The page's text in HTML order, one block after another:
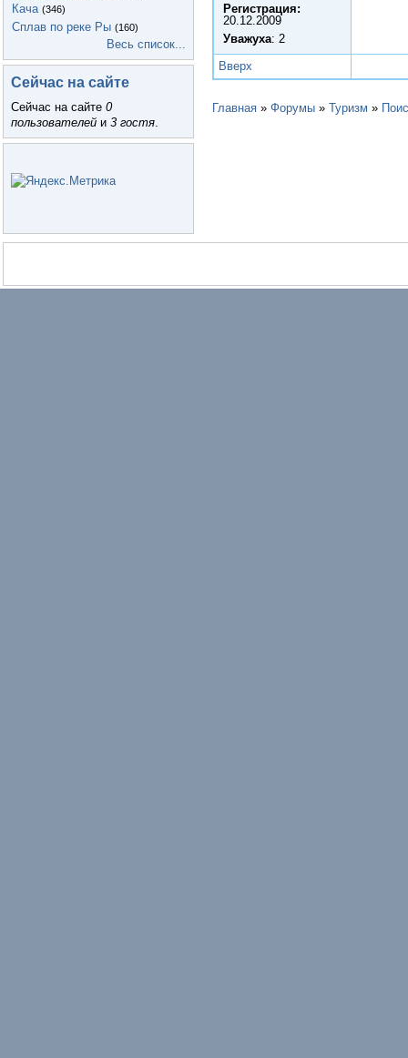
Кача (346)
Сплав по реке Ры (160)
Весь список...
Сейчас на сайте
Сейчас на сайте 0
пользователей и 3 гостя.
Регистрация:
20.12.2009
Уважуха: 2
Вверх
Главная » Форумы » Туризм »